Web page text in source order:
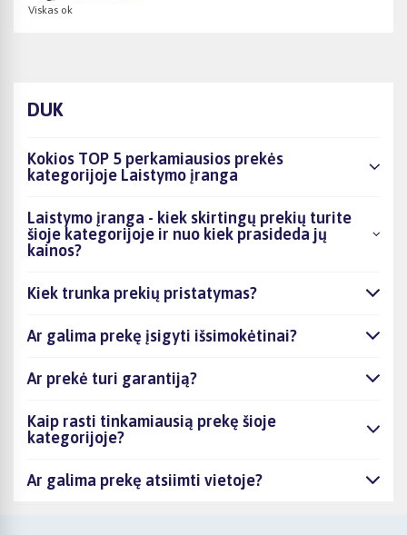
Viskas ok
DUK
Kokios TOP 5 perkamiausios prekės
kategorijoje Laistymo įranga
Laistymo įranga - kiek skirtingų prekių turite
šioje kategorijoje ir nuo kiek prasideda jų
kainos?
Kiek trunka prekių pristatymas?
Ar galima prekę įsigyti išsimokėtinai?
Ar prekė turi garantiją?
Kaip rasti tinkamiausią prekę šioje
kategorijoje?
Ar galima prekę atsiimti vietoje?